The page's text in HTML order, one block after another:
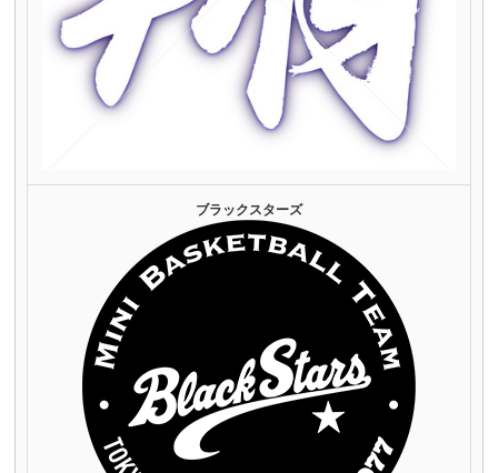
ブラックスターズ